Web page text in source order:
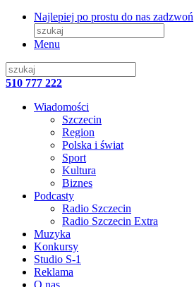
Najlepiej po prostu do nas zadzwoń
Menu
510 777 222
Wiadomości
Szczecin
Region
Polska i świat
Sport
Kultura
Biznes
Podcasty
Radio Szczecin
Radio Szczecin Extra
Muzyka
Konkursy
Studio S-1
Reklama